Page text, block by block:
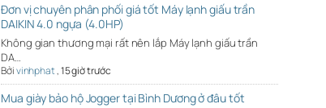
Đơn vị chuyên phân phối giá tốt Máy lạnh giấu trần
DAIKIN 4.0 ngựa (4.0HP)
Không gian thương mại rất nên lắp Máy lạnh giấu trần
DA…
Bởivinhphat,15 giờ trước
Mua giày bảo hộ Jogger tại Bình Dương ở đâu tốt